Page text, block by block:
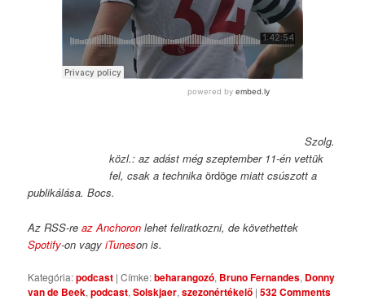
Szolg.
közl.: az adást még szeptember 11-én vettük
fel, csak a technikaördöge miatt csúszott a
publikálása. Bocs.
Az RSS-reaz Anchoron lehet feliratkozni, de követhettek
Spotify-on vagyiTuneson is.
Kategória:podcast |Címke:beharangozó, Bruno Fernandes, Donny
van de Beek,podcast,Solskjaer,szezonértékelő |532 Comments